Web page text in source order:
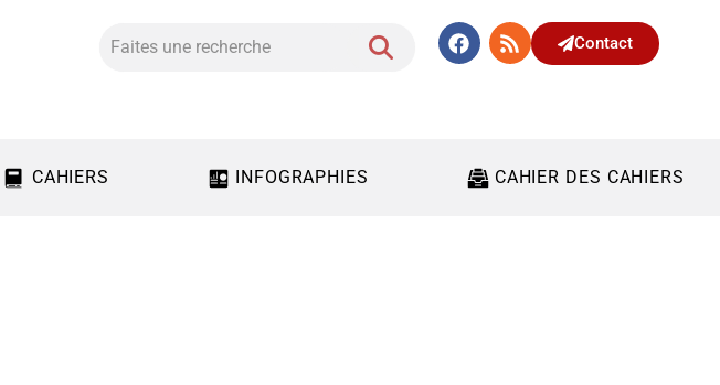
Contact
CAHIERS INFOGRAPHIES CAHIER DES CAHIERS